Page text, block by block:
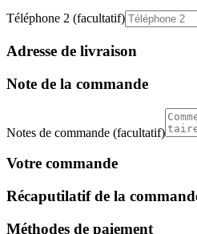
Téléphone 2 (facultatif)
Adresse de livraison
Note de la commande
Notes de commande (facultatif)
Votre commande
Récaputilatif de la
Méthodes de paiement